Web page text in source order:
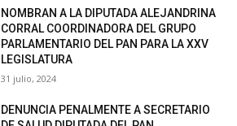
NOMBRAN A LA DIPUTADA ALEJANDRINA
CORRAL COORDINADORA DEL GRUPO
PARLAMENTARIO DEL PAN PARA LA XXV
LEGISLATURA
31 julio, 2024
DENUNCIA PENALMENTE A SECRETARIO